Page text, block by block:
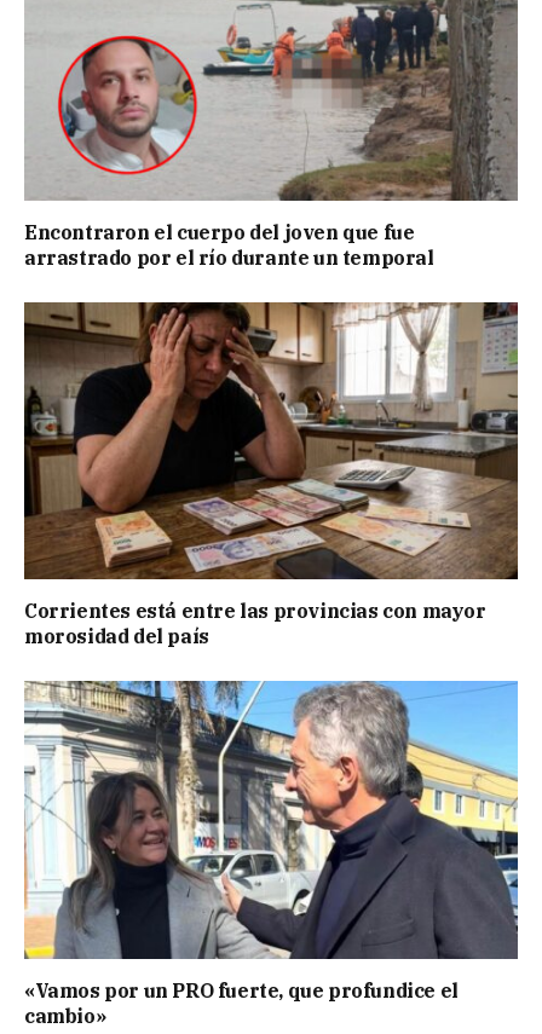
Encontraron el cuerpo del joven que fue
arrastrado por el río durante un temporal
Corrientes está entre las provincias con mayor
morosidad del país
«Vamos por un PRO fuerte, que profundice el
cambio»